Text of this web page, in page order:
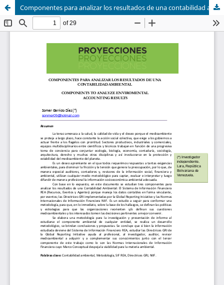
Componentes para analizar los resultados de una contabilidad ambiental